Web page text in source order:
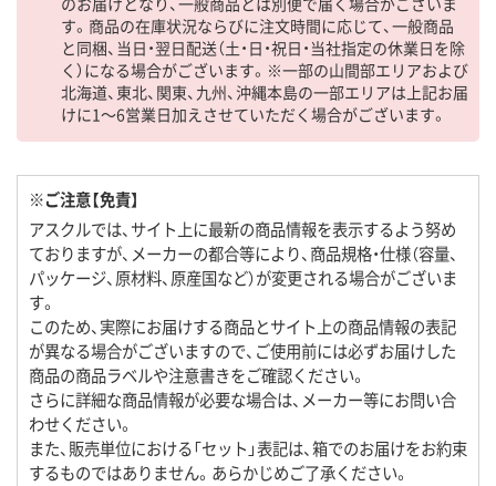
す。商品の在庫状況ならびに注文時間に応じて、一般商品
と同梱、当日・翌日配送（土・日・祝日・当社指定の休業日を除
く）になる場合がございます。※一部の山間部エリアおよび
北海道、東北、関東、九州、沖縄本島の一部エリアは上記お届
けに1～6営業日加えさせていただく場合がございます。
※ご注意【免責】
アスクルでは、サイト上に最新の商品情報を表示するよう努め
ておりますが、メーカーの都合等により、商品規格・仕様（容量、
パッケージ、原材料、原産国など）が変更される場合がございま
す。
このため、実際にお届けする商品とサイト上の商品情報の表記
が異なる場合がございますので、ご使用前には必ずお届けした
商品の商品ラベルや注意書きをご確認ください。
さらに詳細な商品情報が必要な場合は、メーカー等にお問い合
わせください。
また、販売単位における「セット」表記は、箱でのお届けをお約束
するものではありません。あらかじめご了承ください。